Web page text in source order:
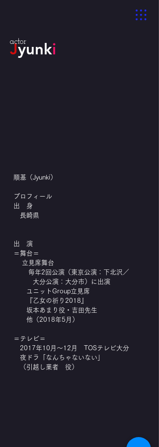
Jyunki
actor
順基（Jyunki）
プロフィール
出 身
長崎県
出 演
＝舞台＝
立見席舞台
毎年2回公演（東京公演：下北沢／
大分公演：大分市）に出演
ユニットGroup立見席
『乙女の祈り2018』
坂本あまり役・吉田先生
他（2018年5月）
＝テレビ＝
2017年10月～12月 TOSテレビ大分
夜ドラ「なんちゃないない」
（引越し業者 役）